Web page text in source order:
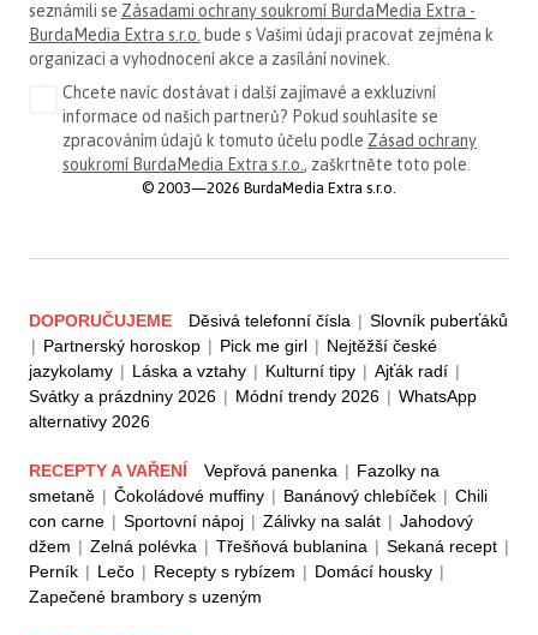
seznámili se Zásadami ochrany soukromí BurdaMedia Extra -
BurdaMedia Extra s.r.o. bude s Vašimi údaji pracovat zejména k
organizaci a vyhodnocení akce a zasílání novinek.
Chcete navíc dostávat i další zajímavé a exkluzivní
informace od našich partnerů? Pokud souhlasíte se
zpracováním údajů k tomuto účelu podle Zásad ochrany
soukromí BurdaMedia Extra s.r.o., zaškrtněte toto pole.
© 2003—2026 BurdaMedia Extra s.r.o.
DOPORUČUJEME Děsivá telefonní čísla | Slovník puberťáků
| Partnerský horoskop | Pick me girl | Nejtěžší české
jazykolamy | Láska a vztahy | Kulturní tipy | Ajťák radí |
Svátky a prázdniny 2026 | Módní trendy 2026 | WhatsApp
alternativy 2026
RECEPTY A VAŘENÍ Vepřová panenka | Fazolky na
smetaně | Čokoládové muffiny | Banánový chlebíček | Chili
con carne | Sportovní nápoj | Zálivky na salát | Jahodový
džem | Zelná polévka | Třešňová bublanina | Sekaná recept |
Perník | Lečo | Recepty s rybízem | Domácí housky |
Zapečené brambory s uzeným